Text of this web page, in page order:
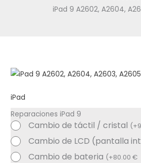
iPad 9 A2602, A2604,
iPad
Reparaciones iPad 9
Cambio de táctil / cristal (+
Cambio de LCD (pantalla
Cambio de bateria (+80.00€